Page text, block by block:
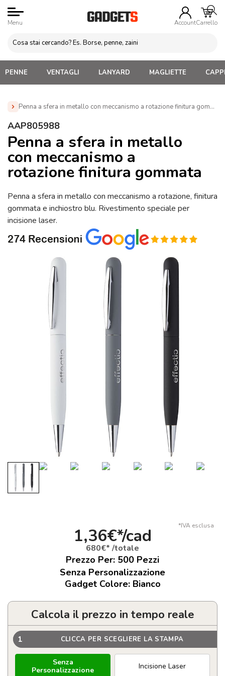
Menu AccountCarrello
PENNE VENTAGLI LANYARD MAGLIETTE
Penna a sfera in metallo con meccanismo a rotazione finitura
Home »
Penne Personalizzate con LOGO, Matite, Pastelli,
sfera in metallo con meccanismo a rotazione finitura gommata
(AAP805988)
AAP805988
Penna a sfera in metallo
con meccanismo a
rotazione finitura gommata
Penna a sfera in metallo con meccanismo a rotazione, finitura
gommata e inchiostro blu. Rivestimento speciale per
incisione laser.
*IVA esclusa
1,36€*/cad
680€* /totale
Prezzo Per: 500 Pezzi
Senza Personalizzazione
Gadget Colore: Bianco
Calcola il prezzo in tempo reale
1 CLICCA PER SCEGLIERE LA STAMPA
Senza
Personalizzazione
Incisione Laser